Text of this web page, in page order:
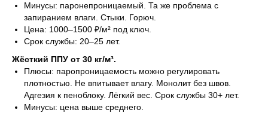
Минусы: паронепроницаемый. Та же проблема с
запиранием влаги. Стыки. Горюч.
Цена: 1000–1500 ₽/м² под ключ.
Срок службы: 20–25 лет.
Жёсткий ППУ от 30 кг/м³.
Плюсы: паропроницаемость можно регулировать
плотностью. Не впитывает влагу. Монолит без швов.
Адгезия к пеноблоку. Лёгкий вес. Срок службы 30+ лет.
Минусы: цена выше среднего.